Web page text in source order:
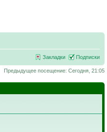
Закладки Подписки
Предыдущее посещение: Сегодня, 21:05